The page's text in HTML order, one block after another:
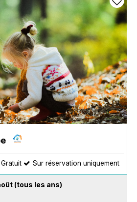
Gratuit Sur réservation uniquement
(tous les ans)